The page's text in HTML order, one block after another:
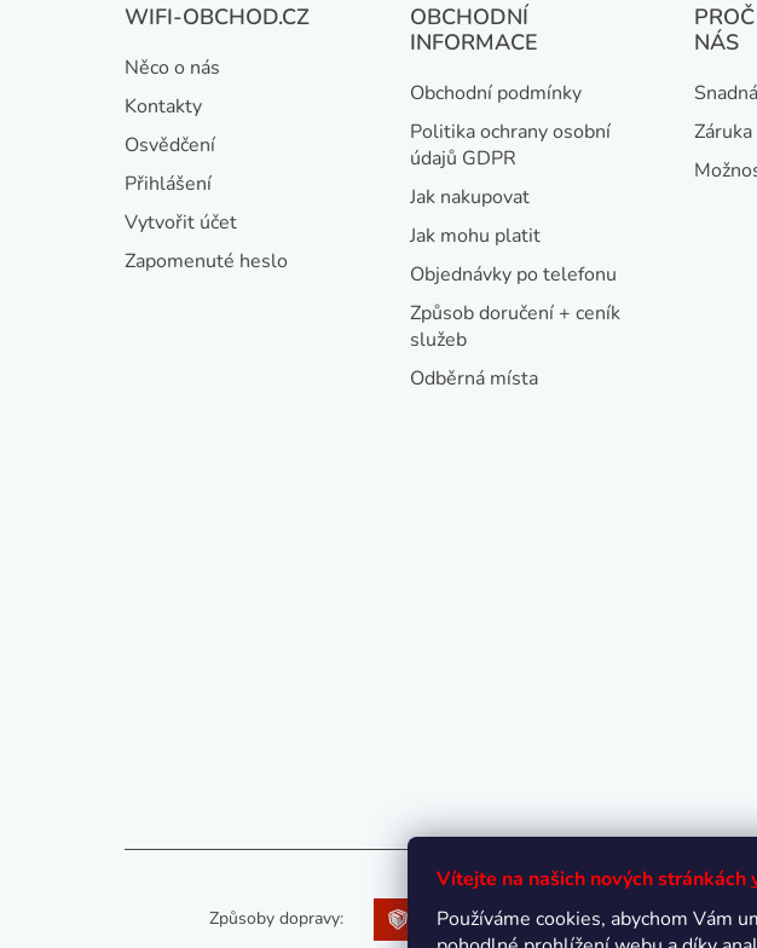
Vítejte na našich nových stránkách
Používáme cookies, abychom Vám
WIFI-OBCHOD.CZ
Něco o nás
Kontakty
Osvědčení
Přihlášení
Vytvořit účet
Zapomenuté heslo
OBCHODNÍ
INFORMACE
Obchodní podmínky
Politika ochrany osobní
údajů GDPR
Jak nakupovat
Jak mohu platit
Objednávky po telefonu
Způsob doručení + ceník
služeb
Odběrná místa
NÁS
Způsoby dopravy: